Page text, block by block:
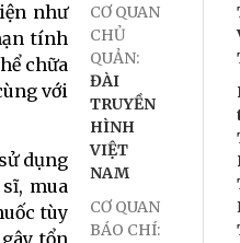
như
tính
chữa
với
dụng
mua
tùy
CƠ QUAN
CHỦ
QUẢN:
ĐÀI
TRUYỀN
HÌNH
VIỆT
NAM
CƠ QUAN
BÁO CHÍ: